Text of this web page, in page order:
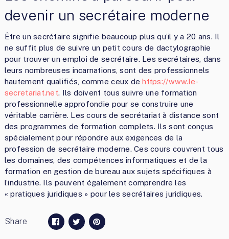
devenir un secrétaire moderne
Être un secrétaire signifie beaucoup plus qu’il y a 20 ans. Il
ne suffit plus de suivre un petit cours de dactylographie
pour trouver un emploi de secrétaire. Les secrétaires, dans
leurs nombreuses incarnations, sont des professionnels
hautement qualifiés, comme ceux dehttps://www.le-
secretariat.net. Ils doivent tous suivre une formation
professionnelle approfondie pour se construire une
véritable carrière. Les cours de secrétariat à distance sont
des programmes de formation complets. Ils sont conçus
spécialement pour répondre aux exigences de la
profession de secrétaire moderne. Ces cours couvrent tous
les domaines, des compétences informatiques et de la
formation en gestion de bureau aux sujets spécifiques à
l’industrie. Ils peuvent également comprendre les
« pratiques juridiques » pour les secrétaires juridiques.
Share